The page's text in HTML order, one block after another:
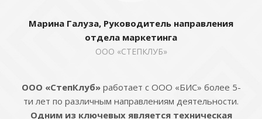
Марина Галуза, Руководитель направления
отдела маркетинга
ООО «СТЕПКЛУБ»
ООО «СтепКлуб»работает с ООО «БИС» более 5-
ти лет по различным направлениям деятельности.
Одним из ключевых является техническая